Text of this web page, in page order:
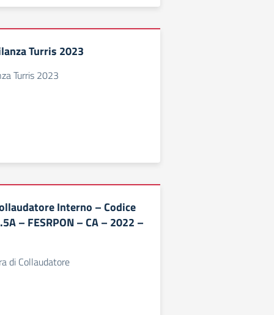
Turris 2023
Turris 2023
Interno – Codice
– FESRPON – CA – 2022 –
di Collaudatore